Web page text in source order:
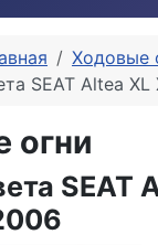
Ходовые
SEAT Altea
огни
SEAT